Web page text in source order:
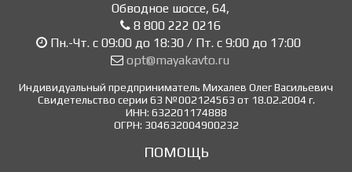
Обводное шоссе, 64,
8 800 222 0216
Пн.-Чт. с 09:00 до 18:30 / Пт. с 9:00 до 17:00
opt@mayakavto.ru
Индивидуальный предприниматель Михалев Олег Васильевич
Свидетельство серии 63 №002124563 от 18.02.2004 г.
ИНН: 632201174888
ОГРН: 304632004900232
ПОМОЩЬ